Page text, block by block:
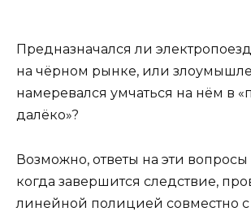
Предназначался ли
на чёрном рынке, или
намеревался умчаться на нём в
далёко»?
Возможно, ответы на эти
когда завершится следствие,
линейной полицией совместно с